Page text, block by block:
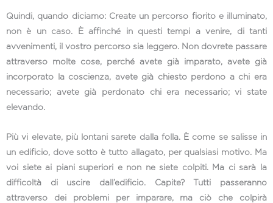
Quindi, quando diciamo: Create un percorso fiorito e illuminato,
non è un caso. È affinché in questi tempi a venire, di tanti
avvenimenti, il vostro percorso sia leggero. Non dovrete passare
attraverso molte cose, perché avete già imparato, avete già
incorporato la coscienza, avete già chiesto perdono a chi era
necessario; avete già perdonato chi era necessario; vi state
elevando.
Più vi elevate, più lontani sarete dalla folla. È come se salisse in
un edificio, dove sotto è tutto allagato, per qualsiasi motivo. Ma
voi siete ai piani superiori e non ne siete colpiti. Ma ci sarà la
difficoltà di uscire dall’edificio. Capite? Tutti passeranno
attraverso dei problemi per imparare, ma ciò che colpirà